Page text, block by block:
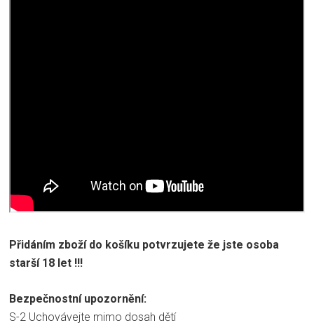
Přidáním zboží do košíku potvrzujete že jste osoba
starší 18 let !!!
Bezpečnostní upozornění:
S-2 Uchovávejte mimo dosah dětí